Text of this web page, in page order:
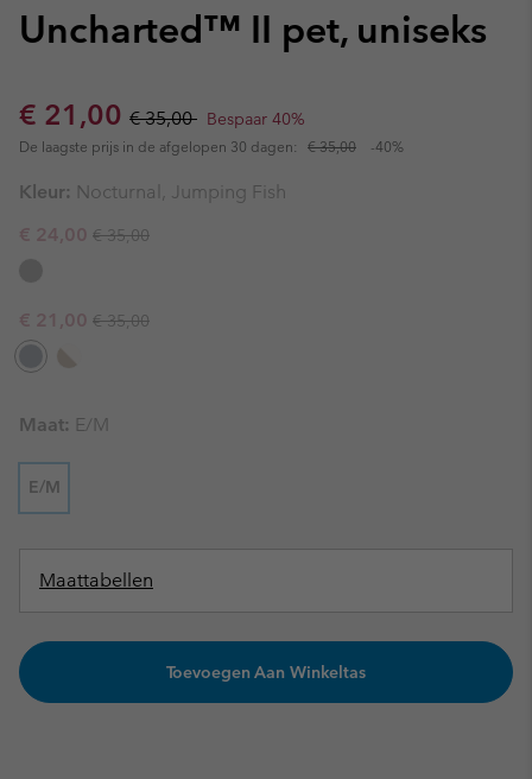
Uncharted™ II pet, uniseks
Sale price:
€ 21,00 Regular price:
€ 35,00 Bespaar 40%
De laagste prijs in de afgelopen 30 dagen: € 35,00 -40%
Kleur: Nocturnal, Jumping Fish
Sale price:
€ 24,00 Regular price:
€ 35,00
Sale price:
€ 21,00 Regular price:
€ 35,00
Maat: E/M
E/M
Maattabellen
Toevoegen Aan Winkeltas